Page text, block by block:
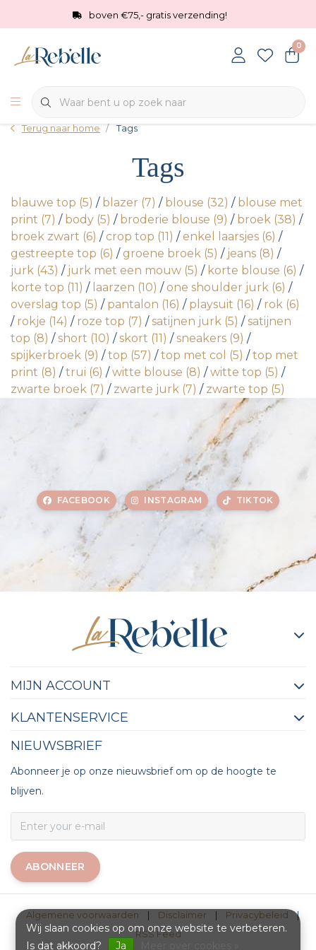
boven €75,- gratis verzending!
0
Terug naar home Tags
Tags
blauwe top (5) / blazer (7) / blouse (32) / blouse met
print (7) / body (5) / broderie blouse (9) / broek (38) /
broek zwart (6) / crop top (11) / enkel laarsjes (6) /
gestreepte top (6) / groene broek (5) / jeans (8) /
jurk (43) / jurk met een mouw (5) / korte blouse (6) /
korte top (11) / laarzen (10) / one shoulder jurk (6) /
overslag top (5) / pantalon (16) / playsuit (16) / rok (6)
/ rokje (14) / roze top (7) /satijnen jurk (5) /satijnen
top (8) /short (10) /skort (11) /sneakers (9) /
spijkerbroek (9) /top (57) /top met col (5) /top met
print (8) /trui (6) /witte blouse (8) /witte top (5) /
zwarte broek (7) / zwarte jurk (7) / zwarte top (5)
FACEBOOK INSTAGRAM TIKTOK
MIJN ACCOUNT
KLANTENSERVICE
NIEUWSBRIEF
Abonneer je op onze nieuwsbrief om op de hoogte te
blijven.
ABONNEER
Algemene voorwaarden Disclaimer Privacybeleid
|
RSS Feed
Wij slaan cookies op om onze website te verbeteren.
Is dat akkoord?
Ja